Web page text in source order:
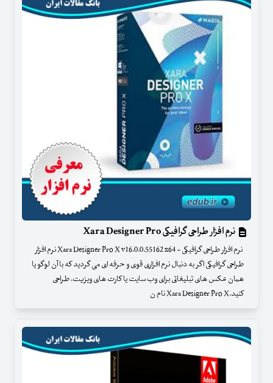
نرم افزار طراحی گرافیکی Xara Designer Pro
نرم افزار طراحی گرافیکی - Xara Designer Pro X v16.0.0.55162 x64 نرم افزار
طراحی گرافیکی اگر به دنبال نرم افزاری قوی و حرفه ای می گردید که با آن لوگو یا
همان عکس های تبلیغاتی برای وب سایت یا کارت های ویزیت، طراحی
کنید.Xara Designer Pro X نام ن